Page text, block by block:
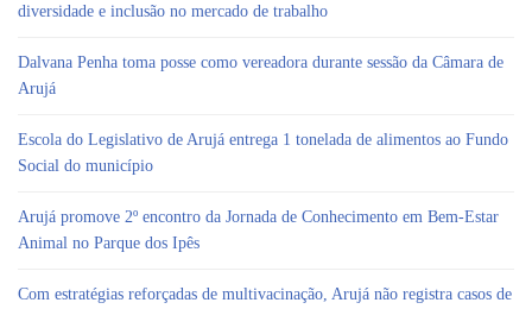
diversidade e inclusão no mercado de trabalho
Dalvana Penha toma posse como vereadora durante sessão da Câmara de
Arujá
Escola do Legislativo de Arujá entrega 1 tonelada de alimentos ao Fundo
Social do município
Arujá promove 2º encontro da Jornada de Conhecimento em Bem-Estar
Animal no Parque dos Ipês
Com estratégias reforçadas de multivacinação, Arujá não registra casos de